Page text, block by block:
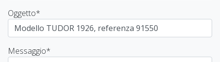
Oggetto*
Messaggio*